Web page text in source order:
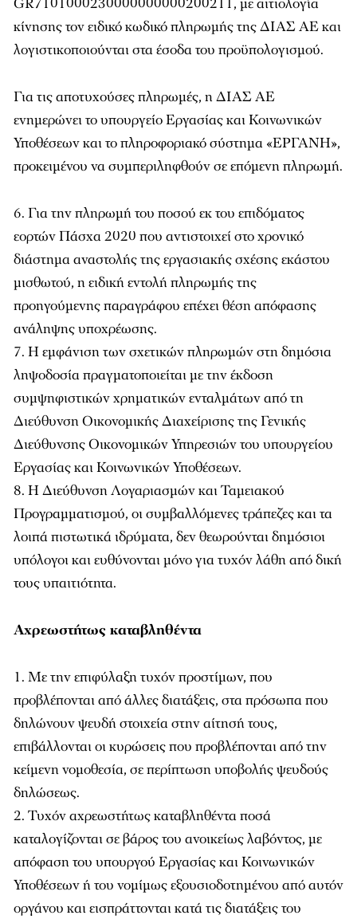
κίνησης τον ειδικό κωδικό πληρωμής της ΔΙΑΣ ΑΕ και
λογιστικοποιούνται στα έσοδα του προϋπολογισμού.
Για τις αποτυχούσες πληρωμές, η ΔΙΑΣ ΑΕ
ενημερώνει το υπουργείο Εργασίας και Κοινωνικών
Υποθέσεων και το πληροφοριακό σύστημα «ΕΡΓΑΝΗ»,
προκειμένου να συμπεριληφθούν σε επόμενη πληρωμή.
Για την πληρωμή του ποσού εκ του επιδόματος
εορτών Πάσχα 2020 που αντιστοιχεί στο χρονικό
διάστημα αναστολής της εργασιακής σχέσης εκάστου
μισθωτού, η ειδική εντολή πληρωμής της
προηγούμενης παραγράφου επέχει θέση απόφασης
ανάληψης υποχρέωσης.
Η εμφάνιση των σχετικών πληρωμών στη δημόσια
ληψοδοσία πραγματοποιείται με την έκδοση
συμψηφιστικών χρηματικών ενταλμάτων από τη
Διεύθυνση Οικονομικής Διαχείρισης της Γενικής
Διεύθυνσης Οικονομικών Υπηρεσιών του υπουργείου
Εργασίας και Κοινωνικών Υποθέσεων.
Η Διεύθυνση Λογαριασμών και Ταμειακού
Προγραμματισμού, οι συμβαλλόμενες τράπεζες και τα
λοιπά πιστωτικά ιδρύματα, δεν θεωρούνται δημόσιοι
υπόλογοι και ευθύνονται μόνο για τυχόν λάθη από δική
τους υπαιτιότητα.
Αχρεωστήτως καταβληθέντα
Με την επιφύλαξη τυχόν προστίμων, που
προβλέπονται από άλλες διατάξεις, στα πρόσωπα που
δηλώνουν ψευδή στοιχεία στην αίτησή τους,
επιβάλλονται οι κυρώσεις που προβλέπονται από την
κείμενη νομοθεσία, σε περίπτωση υποβολής ψευδούς
δηλώσεως.
Τυχόν αχρεωστήτως καταβληθέντα ποσά
καταλογίζονται σε βάρος του ανοικείως λαβόντος, με
απόφαση του υπουργού Εργασίας και Κοινωνικών
Υποθέσεων ή του νομίμως εξουσιοδοτημένου από αυτόν
οργάνου και εισπράττονται κατά τις διατάξεις του